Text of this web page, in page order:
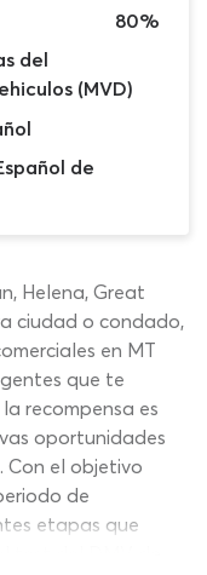
80%
del
(MVD)
de
Helena, Great
ciudad o condado,
en MT
que te
recompensa es
oportunidades
Con el objetivo
de
etapas que
test del DMV de